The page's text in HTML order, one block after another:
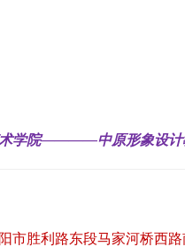
术学院————中原形象设计
市胜利路东段马家河桥西路